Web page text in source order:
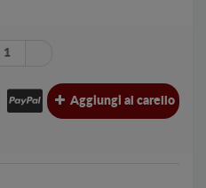
Aggiungi al carello